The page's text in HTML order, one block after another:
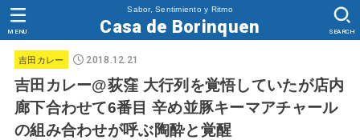
Sabor, Sentimiento y Ritmo
Casa de Borinquen SEARCH
MENU
吉田カレー 2018.12.21
吉田カレー@荻窪 大行列を覚悟していたが店内
廊下合わせて6番目 辛め並豚キーマアチャール
の組み合わせが呼ぶ陶酔と覚醒